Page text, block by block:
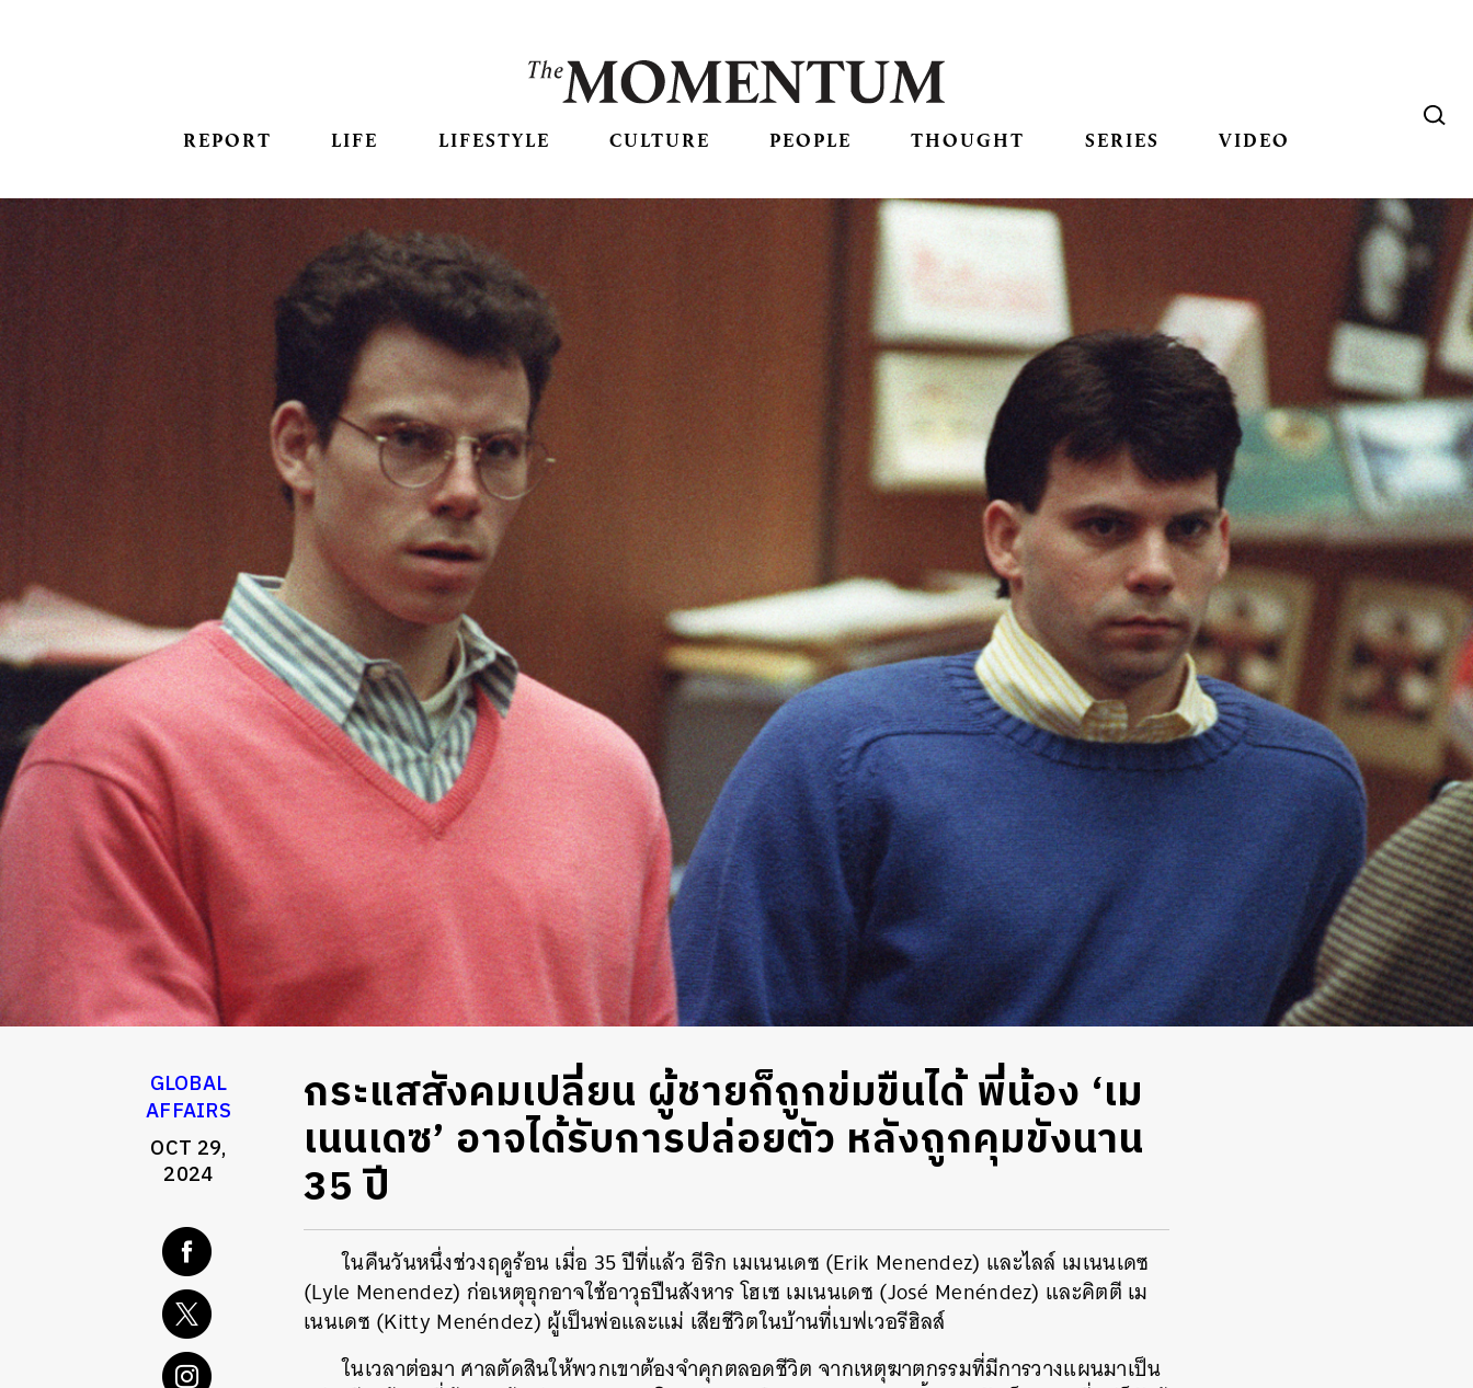
REPORT LIFE LIFESTYLE CULTURE PEOPLE THOUGHT SERIES VIDEO
GLOBAL
AFFAIRS
OCT 29,
2024
กระแสสังคมเปลี่ยน ผู้ชายก็ถูกข่มขืนได้ พี่น้อง ‘เม
เนนเดซ’ อาจได้รับการปล่อยตัว หลังถูกคุมขังนาน
35 ปี
ในคืนวันหนึ่งช่วงฤดูร้อน เมื่อ 35 ปีที่แล้ว อีริก เมเนนเดซ (Erik Menendez) และไลล์ เมเนนเดซ
(Lyle Menendez) ก่อเหตุอุกอาจใช้อาวุธปืนสังหาร โฮเซ เมเนนเดซ (José Menéndez) และคิตตี เม
เนนเดซ (Kitty Menéndez) ผู้เป็นพ่อและแม่ เสียชีวิตในบ้านที่เบฟเวอรีฮิลส์
ในเวลาต่อมา ศาลตัดสินให้พวกเขาต้องจำคุกตลอดชีวิต จากเหตุฆาตกรรมที่มีการวางแผนมาเป็น